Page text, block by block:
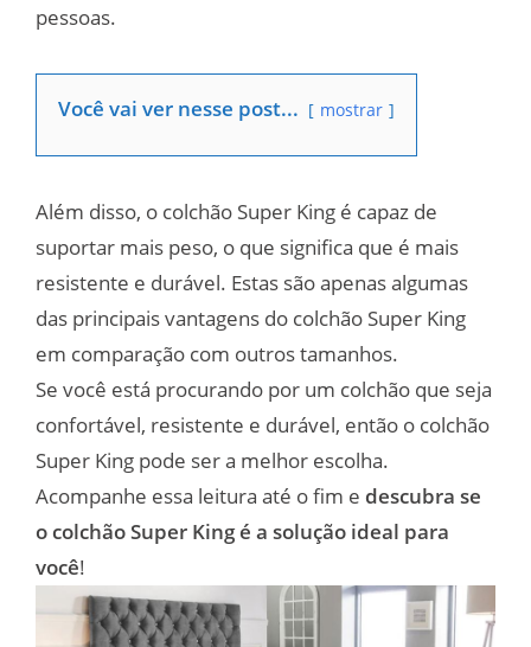
pessoas.
Você vai ver nesse post... mostrar
Além disso, o colchão Super King é capaz de
suportar mais peso, o que significa que é mais
resistente e durável. Estas são apenas algumas
das principais vantagens do colchão Super King
em comparação com outros tamanhos.
Se você está procurando por um colchão que seja
confortável, resistente e durável, então o colchão
Super King pode ser a melhor escolha.
Acompanhe essa leitura até o fim e descubra se
o colchão Super King é a solução ideal para
você!